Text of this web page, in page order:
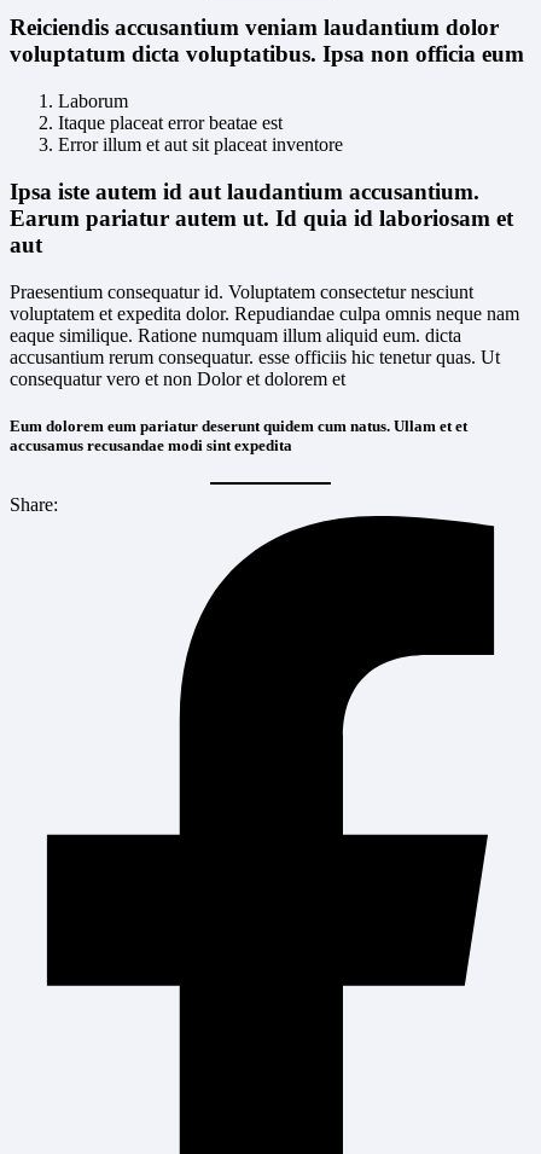
Reiciendis accusantium veniam laudantium dolor
voluptatum dicta voluptatibus. Ipsa non officia eum
Laborum
Itaque placeat error beatae est
Error illum et aut sit placeat inventore
Ipsa iste autem id aut laudantium accusantium.
Earum pariatur autem ut. Id quia id laboriosam et
aut
Praesentium consequatur id. Voluptatem consectetur nesciunt
voluptatem et expedita dolor. Repudiandae culpa omnis neque nam
eaque similique. Ratione numquam illum aliquid eum. dicta
accusantium rerum consequatur. esse officiis hic tenetur quas. Ut
consequatur vero et non Dolor et dolorem et
Eum dolorem eum pariatur deserunt quidem cum natus. Ullam et et
accusamus recusandae modi sint expedita
Share: